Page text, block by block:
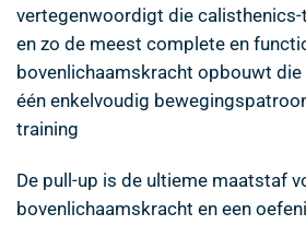
vertegenwoordigt die calisthenics-
en zo de meest complete en
bovenlichaamskracht opbouwt die
één enkelvoudig
training
De pull-up is de ultieme maatstaf
bovenlichaamskracht en een